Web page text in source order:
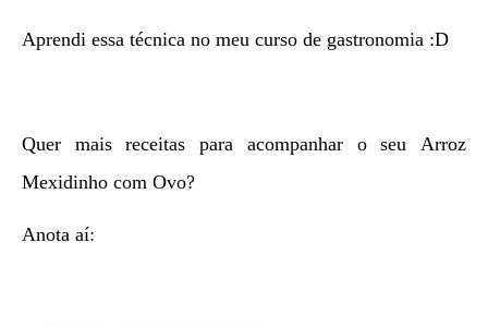
Aprendi essa técnica no meu curso de gastronomia :D
Quer mais receitas para acompanhar o seu Arroz
Mexidinho com Ovo?
Anota aí: